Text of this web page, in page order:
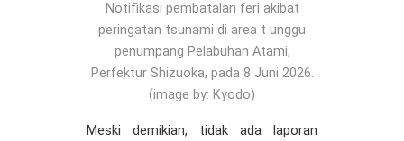
Notifikasi pembatalan feri akibat
peringatan tsunami di area t unggu
penumpang Pelabuhan Atami,
Perfektur Shizuoka, pada 8 Juni 2026.
(image by: Kyodo)
Meski demikian, tidak ada laporan